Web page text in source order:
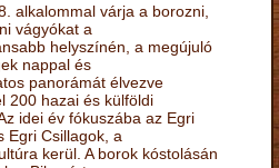
alkalommal várja a borozni,
vágyókat a
helyszínén, a megújuló
nappal és
panorámát élvezve
200 hazai és külföldi
idei év fókuszába az Egri
Egri Csillagok, a
kerül. A borok kóstolásán